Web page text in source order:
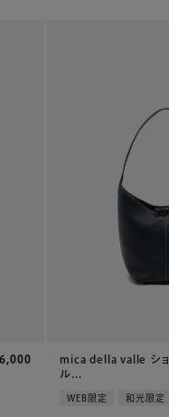
mica della valle ショ
ル...
WEB限定 和光限定